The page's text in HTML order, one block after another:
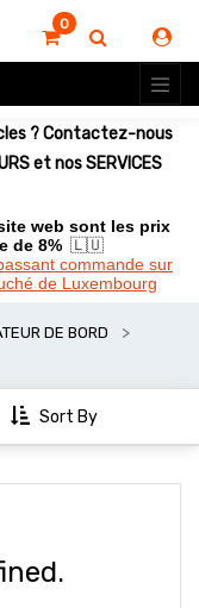
0
? Contactez-nous
et nos SERVICES
web sont les prix
de 8% 🇱🇺
commande sur
de Luxembourg
DE BORD
Sort By